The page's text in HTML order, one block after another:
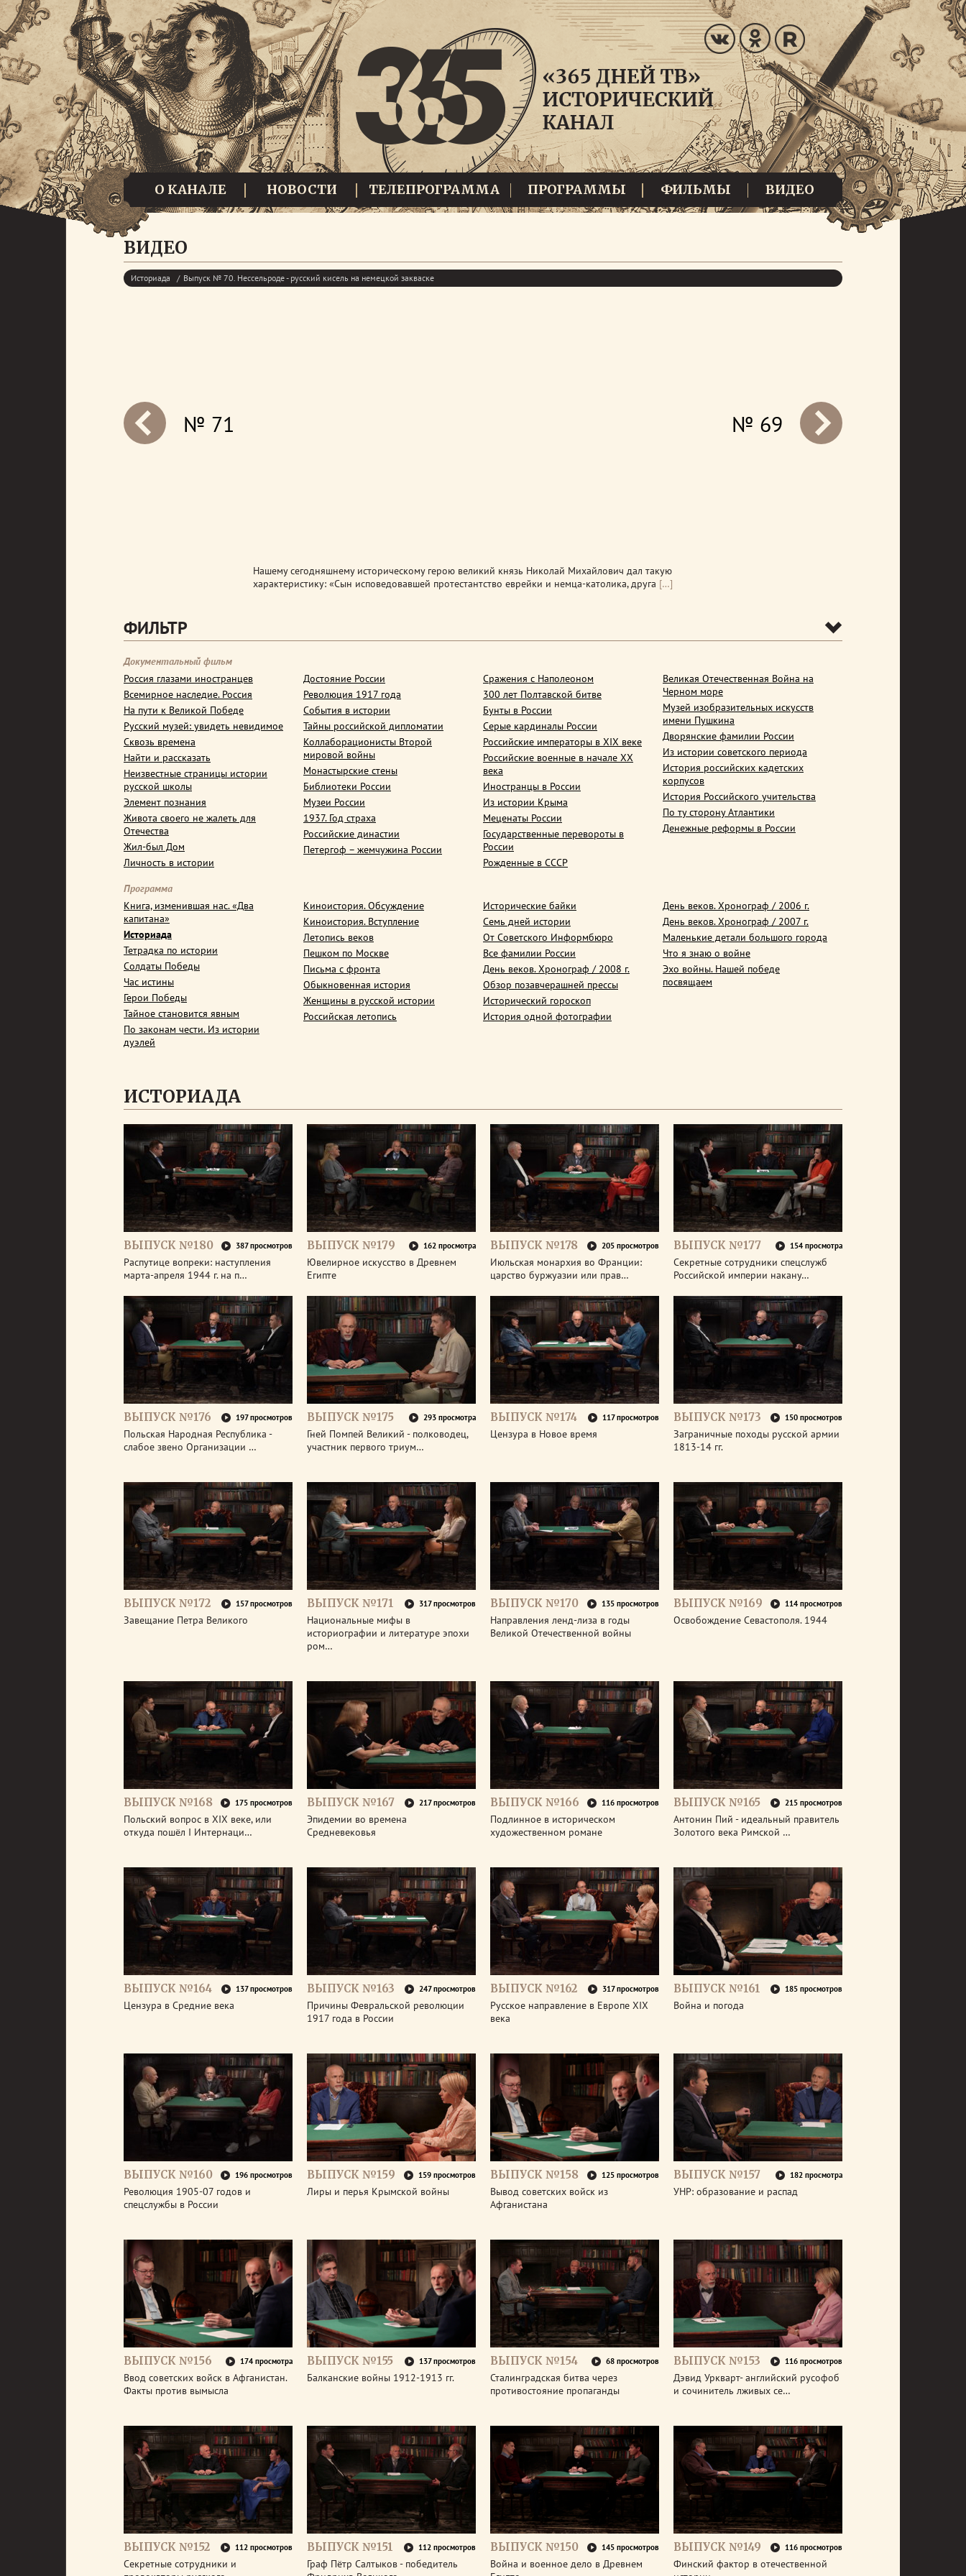
О КАНАЛЕ НОВОСТИ ТЕЛЕПРОГРАММА ПРОГРАММЫ ФИЛЬМЫ ВИДЕО
ВИДЕО
Историада Выпуск № 70. Нессельроде - русский кисель на немецкой закваске
prev
№ 69
№ 71
Нашему сегодняшнему историческому герою великий князь Николай Михайлович дал такую
характеристику: «Сын исповедовавшей протестантство еврейки и немца-католика, друга […]
ФИЛЬТР
Документальный фильм
Россия глазами иностранцев
Всемирное наследие. Россия
На пути к Великой Победе
Русский музей: увидеть невидимое
Сквозь времена
Найти и рассказать
Неизвестные страницы истории
русской школы
Элемент познания
Живота своего не жалеть для
Отечества
Жил-был Дом
Личность в истории
Достояние России
Революция 1917 года
События в истории
Тайны российской дипломатии
Коллаборационисты Второй
мировой войны
Монастырские стены
Библиотеки России
Музеи России
1937. Год страха
Российские династии
Петергоф – жемчужина России
Сражения с Наполеоном
300 лет Полтавской битве
Бунты в России
Серые кардиналы России
Российские императоры в XIX веке
Российские военные в начале ХХ
века
Иностранцы в России
Из истории Крыма
Меценаты России
Государственные перевороты в
России
Рожденные в СССР
Великая Отечественная Война на
Черном море
Музей изобразительных искусств
имени Пушкина
Дворянские фамилии России
Из истории советского периода
История российских кадетских
корпусов
История Российского учительства
По ту сторону Атлантики
Денежные реформы в России
Программа
Книга, изменившая нас. «Два
капитана»
Историада
Тетрадка по истории
Солдаты Победы
Час истины
Герои Победы
Тайное становится явным
По законам чести. Из истории
дуэлей
Киноистория. Обсуждение
Киноистория. Вступление
Летопись веков
Пешком по Москве
Письма с фронта
Обыкновенная история
Женщины в русской истории
Российская летопись
Исторические байки
Семь дней истории
От Советского Информбюро
Все фамилии России
День веков. Хронограф / 2008 г.
Обзор позавчерашней прессы
Исторический гороскоп
История одной фотографии
День веков. Хронограф / 2006 г.
День веков. Хронограф / 2007 г.
Маленькие детали большого города
Что я знаю о войне
Эхо войны. Нашей победе
посвящаем
ИСТОРИАДА
ВЫПУСК №180 387 просмотров
Распутице вопреки: наступления
марта-апреля 1944 г. на п…
ВЫПУСК №179 162 просмотра
Ювелирное искусство в Древнем
Египте
ВЫПУСК №178 205 просмотров
Июльская монархия во Франции:
царство буржуазии или прав…
ВЫПУСК №177 154 просмотра
Секретные сотрудники спецслужб
Российской империи накану…
ВЫПУСК №176 197 просмотров
Польская Народная Республика -
слабое звено Организации …
ВЫПУСК №175 293 просмотра
Гней Помпей Великий - полководец,
участник первого триум…
ВЫПУСК №174 117 просмотров
Цензура в Новое время
ВЫПУСК №173 150 просмотров
Заграничные походы русской армии
1813-14 гг.
ВЫПУСК №172 157 просмотров
Завещание Петра Великого
ВЫПУСК №171 317 просмотров
Национальные мифы в
историографии и литературе эпохи
ром…
ВЫПУСК №170 135 просмотров
Направления ленд-лиза в годы
Великой Отечественной войны
ВЫПУСК №169 114 просмотров
Освобождение Севастополя. 1944
ВЫПУСК №168 175 просмотров
Польский вопрос в XIX веке, или
откуда пошёл I Интернаци…
ВЫПУСК №167 217 просмотров
Эпидемии во времена
Средневековья
ВЫПУСК №166 116 просмотров
Подлинное в историческом
художественном романе
ВЫПУСК №165 215 просмотров
Антонин Пий - идеальный правитель
Золотого века Римской …
ВЫПУСК №164 137 просмотров
Цензура в Средние века
ВЫПУСК №163 247 просмотров
Причины Февральской революции
1917 года в России
ВЫПУСК №162 317 просмотров
Русское направление в Европе XIX
века
ВЫПУСК №161 185 просмотров
Война и погода
ВЫПУСК №160 196 просмотров
Революция 1905-07 годов и
спецслужбы в России
ВЫПУСК №159 159 просмотров
Лиры и перья Крымской войны
ВЫПУСК №158 125 просмотров
Вывод советских войск из
Афганистана
ВЫПУСК №157 182 просмотра
УНР: образование и распад
ВЫПУСК №156 174 просмотра
Ввод советских войск в Афганистан.
Факты против вымысла
ВЫПУСК №155 137 просмотров
Балканские войны 1912-1913 гг.
ВЫПУСК №154 68 просмотров
Сталинградская битва через
противостояние пропаганды
ВЫПУСК №153 116 просмотров
Дэвид Уркварт- английский русофоб
и сочинитель лживых се…
ВЫПУСК №152 112 просмотров
Секретные сотрудники и
ВЫПУСК №151 112 просмотров
Граф Пётр Салтыков - победитель
ВЫПУСК №150 145 просмотров
Война и военное дело в Древнем
ВЫПУСК №149 116 просмотров
Финский фактор в отечественной